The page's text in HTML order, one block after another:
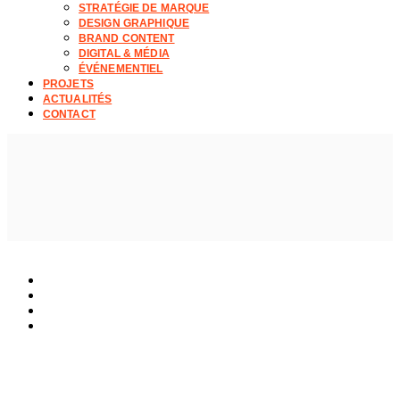
STRATÉGIE DE MARQUE
DESIGN GRAPHIQUE
BRAND CONTENT
DIGITAL & MÉDIA
ÉVÉNEMENTIEL
PROJETS
ACTUALITÉS
CONTACT